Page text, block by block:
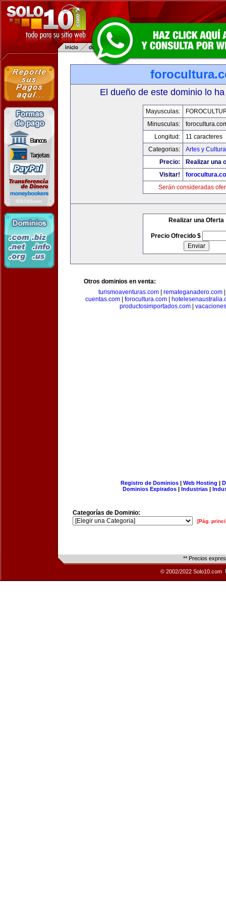
El dueño de este dominio lo
Mayusculas:
Minusculas:
Longitud:
11 caracteres
Categorias:
Artes y Cultura
Precio:
Realizar una
Visitar!
Serán consideradas
Realizar una Oferta
Precio Ofrecido $
Otros dominios en venta:
turismoaventuras.com| remateganadero.com
cuentas.com
forocultura.com
productosimportados.com
Registro de Dominios| Web Hosting |
Dominios Expirados | Industrias |
Categorías de Dominio:
[Pág.
** Precios
© 2002/2022 Solo10.com